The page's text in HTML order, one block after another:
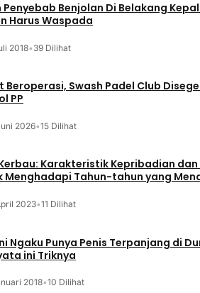
Penyebab Benjolan Di Belakang
Harus Waspada
2018• 39 Dilihat
Beroperasi, Swash Padel Club
PP
2026•15 Dilihat
Karakteristik Kepribadian dan
Menghadapi Tahun-tahun yang
2023•11 Dilihat
Ngaku Punya Penis Terpanjang di
ini Triknya
2018•10 Dilihat